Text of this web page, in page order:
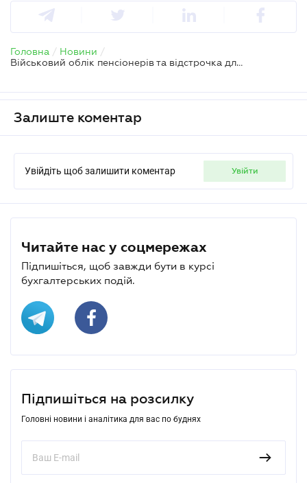
Головна / Новини /
Військовий облік пенсіонерів та відстрочка для батьків – які правки депутатів до проєкту №10449
Залиште коментар
Увійдіть щоб залишити коментар увійти
Читайте нас у соцмережах
Підпишіться, щоб завжди бути в курсі
бухгалтерських подій.
Підпишіться на розсилку
Головні новини і аналітика для вас по буднях